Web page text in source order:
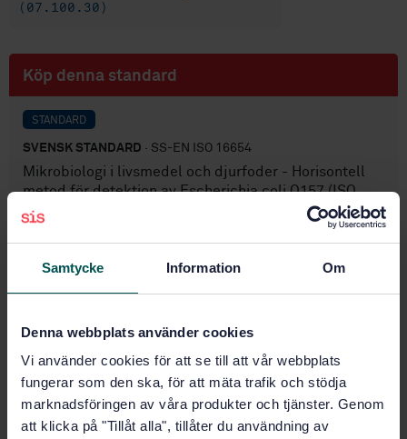
Samtycke Information Om
Denna webbplats använder cookies
Vi använder cookies för att se till att vår webbplats
fungerar som den ska, för att mäta trafik och stödja
marknadsföringen av våra produkter och tjänster. Genom
att klicka på "Tillåt alla", tillåter du användning av
(07.100.30)
Köp denna standard
STANDARD
SVENSK STANDARD · SS-EN ISO 16654
Mikrobiologi i livsmedel och djurfoder - Horisontell
metod för detektion av Escherichia coli O157 (ISO
16654:2001)
Pris:2 173 SEK
PDF
Fler alternativ